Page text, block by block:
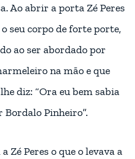
Ao abrir a porta Zé Peres
seu corpo de forte porte,
ao ser abordado por
na mão e que
diz: “Ora eu bem sabia
Bordalo Pinheiro”.
Zé Peres o que o levava a